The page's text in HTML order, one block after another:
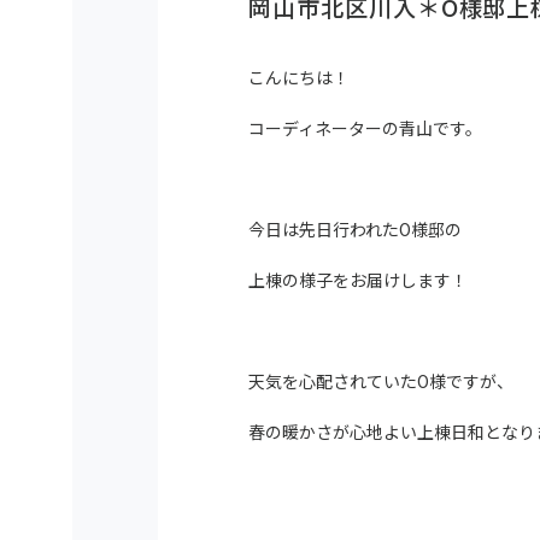
岡山市北区川入＊O様邸上
こんにちは！
コーディネーターの青山です。
今日は先日行われたO様邸の
上棟の様子をお届けします！
天気を心配されていたO様ですが、
春の暖かさが心地よい上棟日和とな